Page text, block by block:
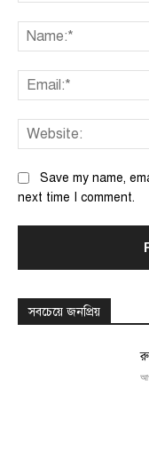
Save my name,
next time I comment.
সবচেয়ে জনপ্রিয়